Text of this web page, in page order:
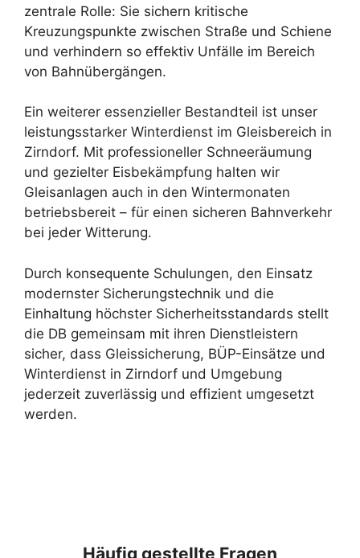
zentrale Rolle: Sie sichern kritische
Kreuzungspunkte zwischen Straße und Schiene
und verhindern so effektiv Unfälle im Bereich
von Bahnübergängen.
Ein weiterer essenzieller Bestandteil ist unser
leistungsstarker Winterdienst im Gleisbereich in
Zirndorf. Mit professioneller Schneeräumung
und gezielter Eisbekämpfung halten wir
Gleisanlagen auch in den Wintermonaten
betriebsbereit – für einen sicheren Bahnverkehr
bei jeder Witterung.
Durch konsequente Schulungen, den Einsatz
modernster Sicherungstechnik und die
Einhaltung höchster Sicherheitsstandards stellt
die DB gemeinsam mit ihren Dienstleistern
sicher, dass Gleissicherung, BÜP-Einsätze und
Winterdienst in Zirndorf und Umgebung
jederzeit zuverlässig und effizient umgesetzt
werden.
Häufig gestellte Fragen